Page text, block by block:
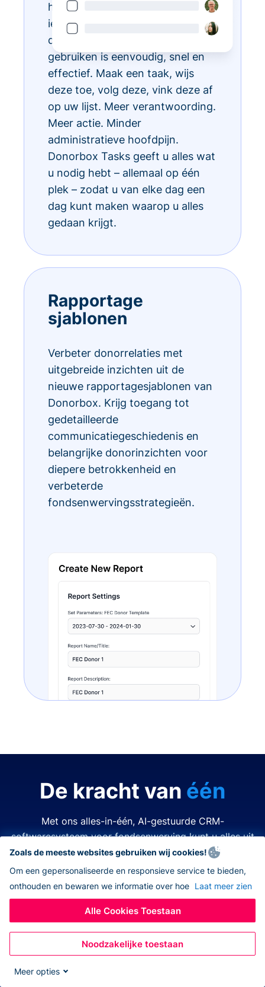
het CRM-ecosysteem, zodat
iedereen in uw team weet wat te
doen en wanneer. Taken
gebruiken is eenvoudig, snel en
effectief. Maak een taak, wijs
deze toe, volg deze, vink deze af
op uw lijst. Meer verantwoording.
Meer actie. Minder
administratieve hoofdpijn.
Donorbox Tasks geeft u alles wat
u nodig hebt – allemaal op één
plek – zodat u van elke dag een
dag kunt maken waarop u alles
gedaan krijgt.
Rapportage
sjablonen
Verbeter donorrelaties met
uitgebreide inzichten uit de
nieuwe rapportagesjablonen van
Donorbox. Krijg toegang tot
gedetailleerde
communicatiegeschiedenis en
belangrijke donorinzichten voor
diepere betrokkenheid en
verbeterde
fondsenwervingsstrategieën.
De kracht van één
Met ons alles-in-één, AI-gestuurde CRM-
softwaresysteem voor fondsenwerving kunt u alles uit
de kast halen.
Tijd is kostbaar. Middelen zijn beperkt. Het laatste wat
u wilt doen is een van beide verspillen. Donorbox
nonprofit CRM-software vereenvoudigt en verbetert
elk aspect van fondsenwerving, zodat u alles kunt
doen – allemaal op hetzelfde platform. Nooit meer
wisselen tussen verschillende apps, navigeren naar
Zoals de meeste websites gebruiken wij cookies!
Om een gepersonaliseerde en responsieve service te bieden,
onthouden en bewaren we informatie over hoe Laat meer zien
Alle Cookies Toestaan
Noodzakelijke toestaan
Meer opties